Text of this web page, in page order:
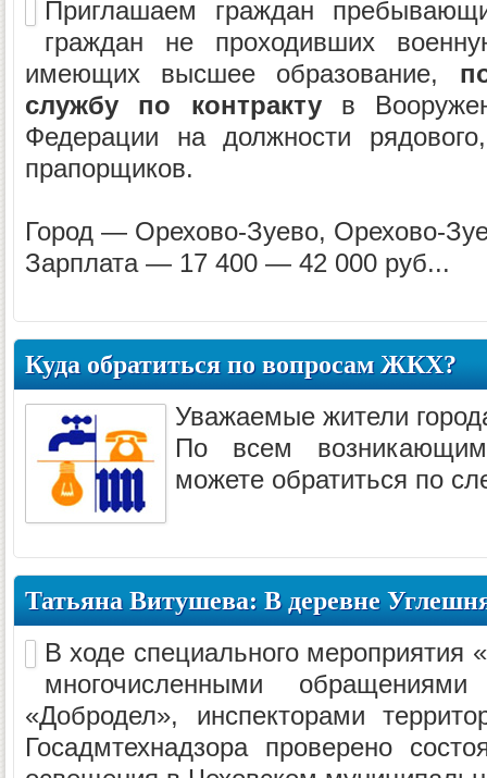
Приглашаем граждан
граждан не проходивших
имеющих высшее образование,
службу по контрактув
Федерации на должности
прапорщиков.
Город — Орехово-Зуево, Орехово-
Зарплата — 17 400 — 42 000 руб...
Куда обратиться по вопросам ЖКХ?
Уважаемые жители
По всем
можете обратиться по
Татьяна Витушева: В деревне
В ходе специального мероприятия
многочисленными
«Добродел», инспекторами
Госадмтехнадзора проверено